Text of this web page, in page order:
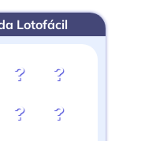
Lotofácil
?
?
?
?